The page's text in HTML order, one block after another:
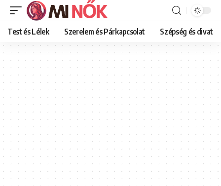
Test és Lélek Szerelem és Párkapcsolat Szépség és divat